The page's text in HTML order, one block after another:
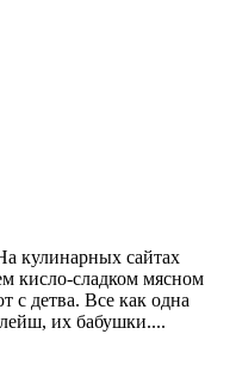
кулинарных сайтах
кисло-сладком мясном
с детва. Все как одна
их бабушки....